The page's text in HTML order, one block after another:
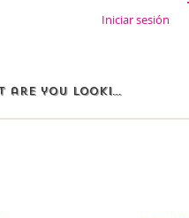
Iniciar sesión